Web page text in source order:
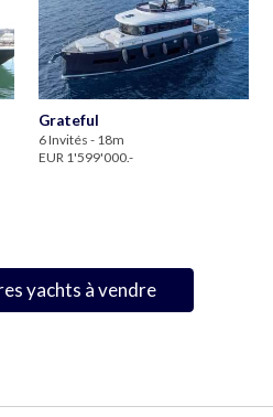
Grateful
6 Invités - 18m
EUR 1'599'000.-
yachts à vendre